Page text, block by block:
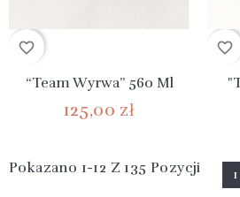
favorite_border
“Team Wyrwa” 560 Ml
125,00 zł
favorite_border
Pokazano 1-12 Z 135 Pozycji 1